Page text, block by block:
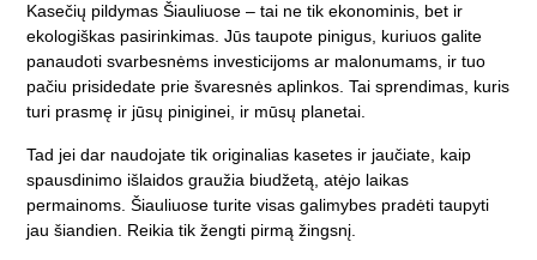
Kasečių pildymas Šiauliuose – tai ne tik ekonominis, bet ir
ekologiškas pasirinkimas. Jūs taupote pinigus, kuriuos galite
panaudoti svarbesnėms investicijoms ar malonumams, ir tuo
pačiu prisidedate prie švaresnės aplinkos. Tai sprendimas, kuris
turi prasmę ir jūsų piniginei, ir mūsų planetai.
Tad jei dar naudojate tik originalias kasetes ir jaučiate, kaip
spausdinimo išlaidos graužia biudžetą, atėjo laikas
permainoms. Šiauliuose turite visas galimybes pradėti taupyti
jau šiandien. Reikia tik žengti pirmą žingsnį.